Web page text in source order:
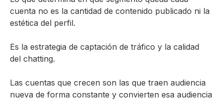
cuenta no es la cantidad de contenido publicado ni la
estética del perfil.
Es la estrategia de captación de tráfico y la calidad
del chatting.
Las cuentas que crecen son las que traen audiencia
nueva de forma constante y convierten esa audiencia